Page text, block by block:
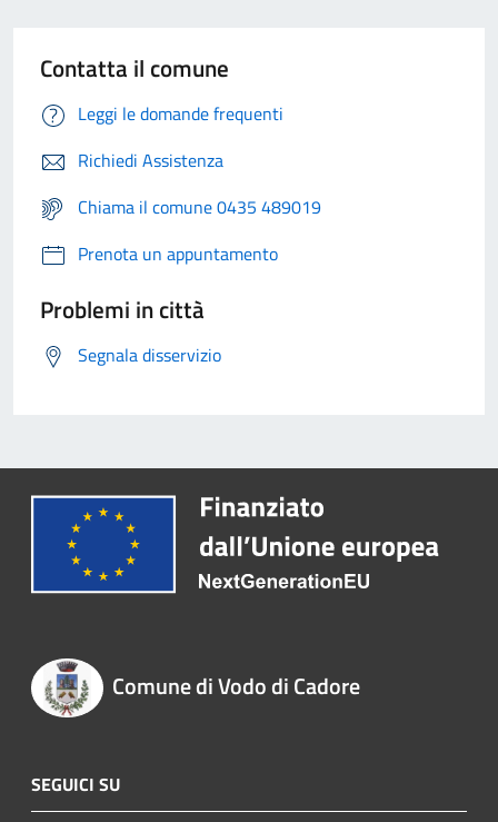
Contatta il comune
Leggi le domande frequenti
Richiedi Assistenza
Chiama il comune 0435 489019
Prenota un appuntamento
Problemi in città
Segnala disservizio
Comune di Vodo di Cadore
SEGUICI SU